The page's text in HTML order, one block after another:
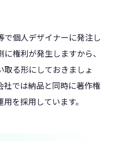
個人デザイナーに発注し
権利が発生しますから、
る形にしておきましょ
社では納品と同時に著作権
を採用しています。